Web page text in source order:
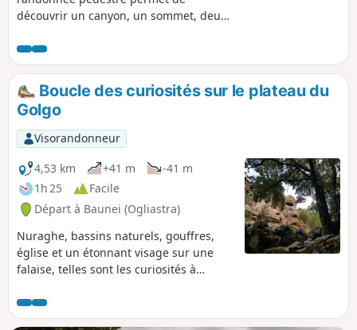
découvrir un canyon, un sommet, deux
procurent des vues magnifiques sur les
villages et les vallées voisines.
Boucle des curiosités sur le plateau du
Golgo
Visorandonneur
4,53 km
+41 m
-41 m
1h 25
Facile
Départ à Baunei (Ogliastra)
Nuraghe, bassins naturels, gouffres,
église et un étonnant visage sur une
falaise, telles sont les curiosités à
dans un environnement sauvage, parmi
les cochons et les ânes en liberté. Peu